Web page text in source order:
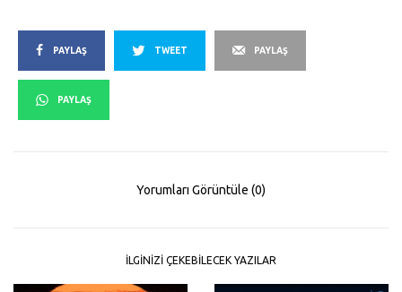
PAYLAŞ TWEET PAYLAŞ
PAYLAŞ
Yorumları Görüntüle (0)
İLGINIZI ÇEKEBILECEK YAZILAR